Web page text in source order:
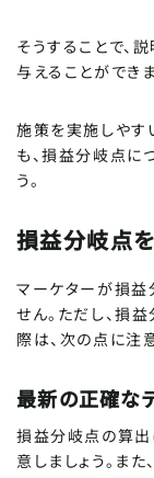
そうすることで、
与えることができ
施策を実施しやす
も、損益分岐点に
う。
損益分岐点
マーケターが損益
せん。ただし、損
際は、次の点に注
最新の正確な
損益分岐点の算出
意しましょう。ま